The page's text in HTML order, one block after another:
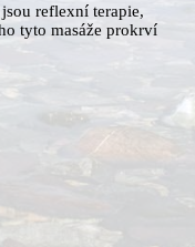
reflexní terapie,
tyto masáže prokrví